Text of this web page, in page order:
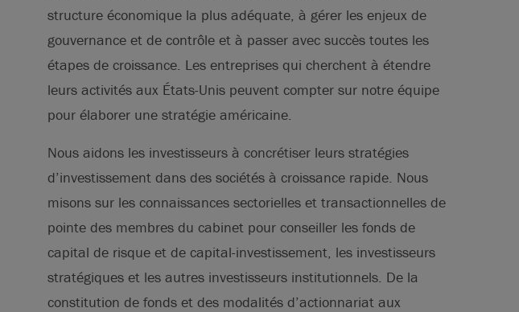
structure économique la plus adéquate, à gérer les enjeux de
gouvernance et de contrôle et à passer avec succès toutes les
étapes de croissance. Les entreprises qui cherchent à étendre
leurs activités aux États-Unis peuvent compter sur notre équipe
pour élaborer une stratégie américaine.
Nous aidons les investisseurs à concrétiser leurs stratégies
d’investissement dans des sociétés à croissance rapide. Nous
misons sur les connaissances sectorielles et transactionnelles de
pointe des membres du cabinet pour conseiller les fonds de
capital de risque et de capital-investissement, les investisseurs
stratégiques et les autres investisseurs institutionnels. De la
constitution de fonds et des modalités d’actionnariat aux